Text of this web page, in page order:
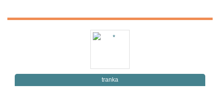
tranka